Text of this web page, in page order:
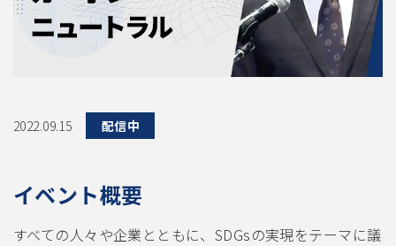
2022.09.15 配信中
イベント概要
すべての人々や企業とともに、SDGsの実現をテーマに議